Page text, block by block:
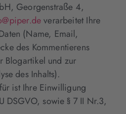
Georgenstraße 4,
verarbeitet Ihre
(Name, Email,
des Kommentierens
Blogartikel und zur
des Inhalts).
ist Ihre Einwilligung
DSGVO, sowie § 7 II Nr.3,